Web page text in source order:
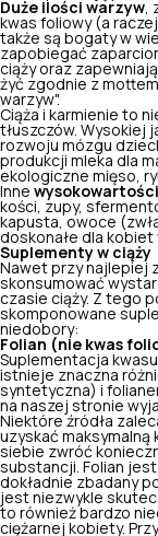
Duże ilości warzyw
kwas foliowy (a raczej
także są bogaty w
zapobiegać
ciąży oraz
żyć zgodnie z
warzyw".
Ciąża i karmienie to
tłuszczów. Wysokiej
rozwoju mózgu
produkcji mleka dla
ekologiczne mięso,
Inne
kości, zupy,
kapusta, owoce
doskonałe dla kobiet
Suplementy w ciąży
Nawet przy najlepiej
skonsumować
czasie ciąży. Z tego
skomponowane
niedobory:
Folian (nie kwas
Suplementacja
istnieje znaczna
syntetyczna) i
na naszej stronie
Niektóre źródła
uzyskać maksymalną
siebie zwróć
substancji. Folian
dokładnie zbadany
jest niezwykle
to również bardzo
ciężarnej kobiety.